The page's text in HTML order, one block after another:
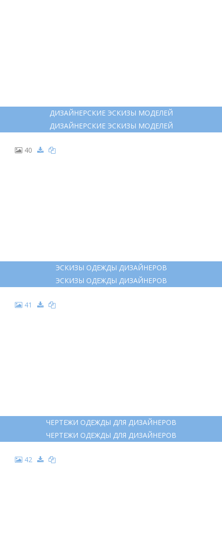
ДИЗАЙНЕРСКИЕ ЭСКИЗЫ МОДЕЛЕЙ
ДИЗАЙНЕРСКИЕ ЭСКИЗЫ МОДЕЛЕЙ
40
ЭСКИЗЫ ОДЕЖДЫ ДИЗАЙНЕРОВ
ЭСКИЗЫ ОДЕЖДЫ ДИЗАЙНЕРОВ
41
ЧЕРТЕЖИ ОДЕЖДЫ ДЛЯ ДИЗАЙНЕРОВ
ЧЕРТЕЖИ ОДЕЖДЫ ДЛЯ ДИЗАЙНЕРОВ
42